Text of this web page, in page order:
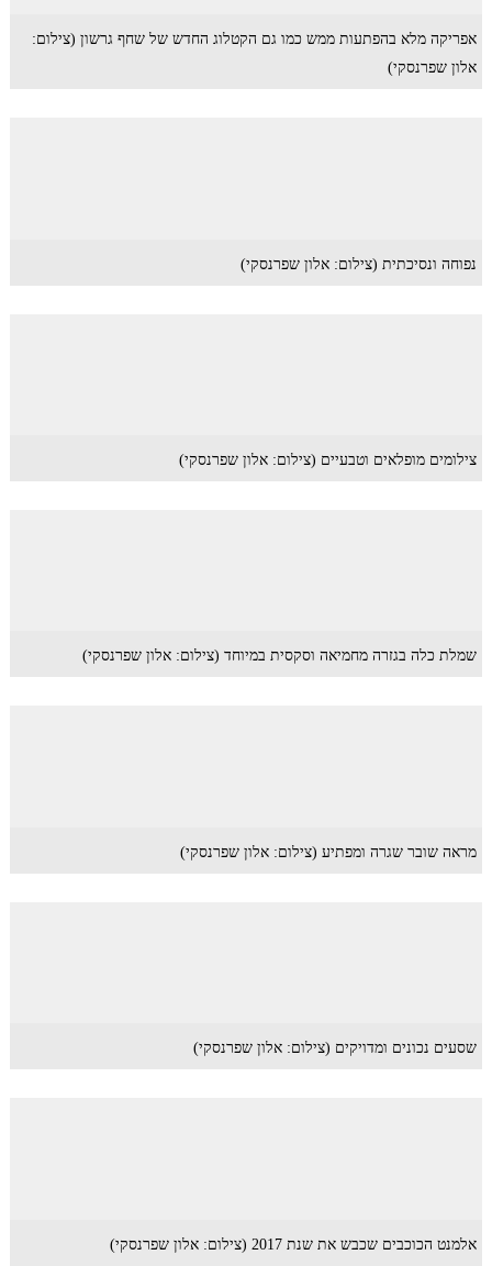
אפריקה מלא בהפתעות ממש כמו גם הקטלוג החדש של שחף גרשון (צילום:
אלון שפרנסקי)
נפוחה ונסיכתית (צילום: אלון שפרנסקי)
צילומים מופלאים וטבעיים (צילום: אלון שפרנסקי)
שמלת כלה בגזרה מחמיאה וסקסית במיוחד (צילום: אלון שפרנסקי)
מראה שובר שגרה ומפתיע (צילום: אלון שפרנסקי)
שסעים נכונים ומדויקים (צילום: אלון שפרנסקי)
אלמנט הכוכבים שכבש את שנת 2017 (צילום: אלון שפרנסקי)